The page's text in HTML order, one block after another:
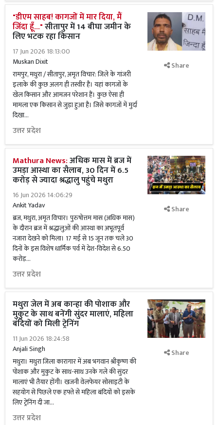
"डीएम साहब! कागजों में मार दिया, मैं
जिंदा हूँ..."सीतापुर में 14 बीघा जमीन के
लिए भटक रहा किसान
17 Jun 2026 18:13:00
Muskan Dixit
रामपुर, मथुरा / सीतापुर, अमृत विचार: जिले के गांजरी
इलाके की कुछ अलग ही तस्वीर है। यहां कागजों के
खेल किसान और आमजन परेशान हैं। कुछ ऐसा ही
मामला एक किसान से जुड़ा हुआ है। जिसे कागजों में मुर्दा
दिखा...
उत्तर प्रदेश
Share
Mathura News:अधिक मास में ब्रज में
उमड़ा आस्था का सैलाब, 30 दिन में 6.5
करोड़ से ज्यादा श्रद्धालु पहुंचे मथुरा
16 Jun 2026 14:06:29
Ankit Yadav
ब्रज, मथुरा, अमृत विचार। पुरुषोत्तम मास (अधिक मास)
के दौरान ब्रज में श्रद्धालुओं की आस्था का अभूतपूर्व
नजारा देखने को मिला। 17 मई से 15 जून तक चले 30
दिनों के इस विशेष धार्मिक पर्व में देश-विदेश से 6.50
करोड़...
उत्तर प्रदेश
Share
मथुरा जेल में अब कान्हा की पोशाक और
मुकुट के साथ बनेंगी सुंदर मालाएं, महिला
बंदियों को मिली ट्रेनिंग
11 Jun 2026 18:24:58
Anjali Singh
मथुरा। मथुरा जिला कारागार में अब भगवान श्रीकृष्ण की
पोशाक और मुकुट के साथ-साथ उनके गले की सुंदर
मालाएं भी तैयार होंगी। खजनी वेलफेयर सोसाइटी के
सहयोग से पिछले एक हफ्ते से महिला बंदियों को इसके
लिए ट्रेनिंग दी जा...
उत्तर प्रदेश
Share